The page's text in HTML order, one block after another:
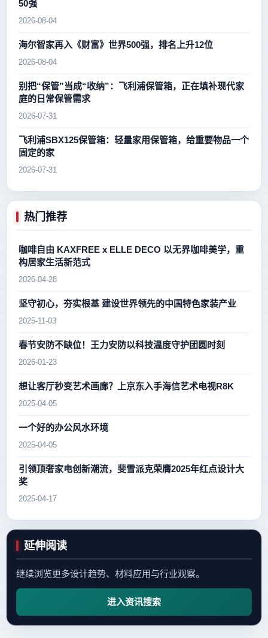
50强
2026-08-04
海尔智家再入《财富》世界500强，排名上升12位
2026-08-04
别把“保管”当成“收纳”：飞利浦保管箱，正在填补现代家
庭的日常保管需求
2026-07-31
飞利浦SBX125保管箱：轻量家用保管箱，给重要物品一个
固定的家
2026-07-31
热门推荐
咖啡自由 KAXFREE x ELLE DECO 以无界咖啡美学，重
构居家生活新范式
2026-04-28
坚守初心，夯实根基 建设世界领先的中国特色家装产业
2025-11-03
春节安防不缺位！王力安防以科技温度守护团圆时刻
2026-01-23
想让客厅秒变艺术画廊？上京东入手海信艺术电视R8K
2025-04-05
一个好的办公风水环境
2025-04-05
引领顶奢家电创新潮流，斐雪派克荣膺2025年红点设计大
奖
2025-04-17
延伸阅读
继续浏览更多设计趋势、材料应用与行业观察。
进入资讯搜索